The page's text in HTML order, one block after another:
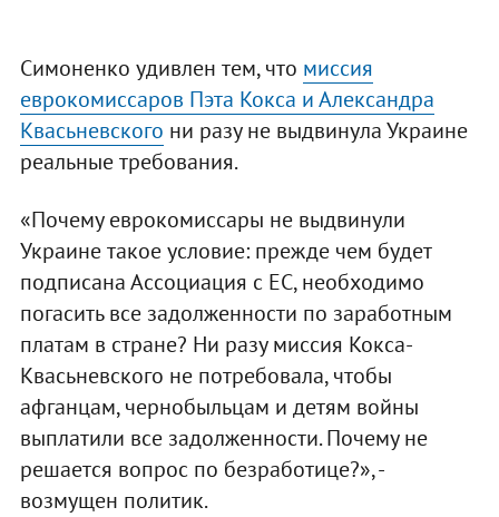
Симоненко удивлен тем, что миссия
еврокомиссаров Пэта Кокса и Александра
Квасьневского ни разу не выдвинула Украине
реальные требования.
«Почему еврокомиссары не выдвинули
Украине такое условие: прежде чем будет
подписана Ассоциация с ЕС, необходимо
погасить все задолженности по заработным
платам в стране? Ни разу миссия Кокса-
Квасьневского не потребовала, чтобы
афганцам, чернобыльцам и детям войны
выплатили все задолженности. Почему не
решается вопрос по безработице?», -
возмущен политик.